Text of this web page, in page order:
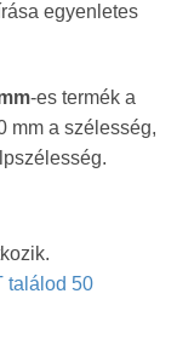
egyenletes
-es termék a
mm a szélesség,
találod 50